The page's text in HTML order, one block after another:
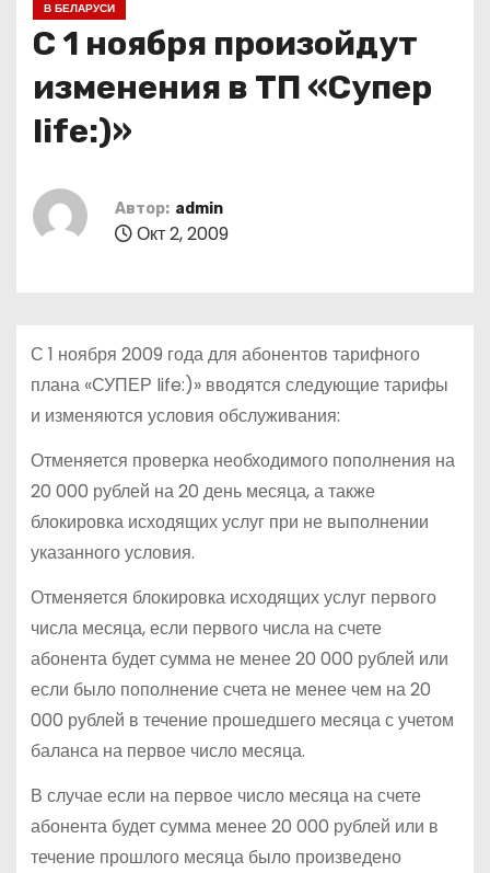
В БЕЛАРУСИ
С 1 ноября произойдут
изменения в ТП «Супер
life:)»
Автор: admin
Окт 2, 2009
С 1 ноября 2009 года для абонентов тарифного
плана «СУПЕР life:)» вводятся следующие тарифы
и изменяются условия обслуживания:
Отменяется проверка необходимого пополнения на
20 000 рублей на 20 день месяца, а также
блокировка исходящих услуг при не выполнении
указанного условия.
Отменяется блокировка исходящих услуг первого
числа месяца, если первого числа на счете
абонента будет сумма не менее 20 000 рублей или
если было пополнение счета не менее чем на 20
000 рублей в течение прошедшего месяца с учетом
баланса на первое число месяца.
В случае если на первое число месяца на счете
абонента будет сумма менее 20 000 рублей или в
течение прошлого месяца было произведено